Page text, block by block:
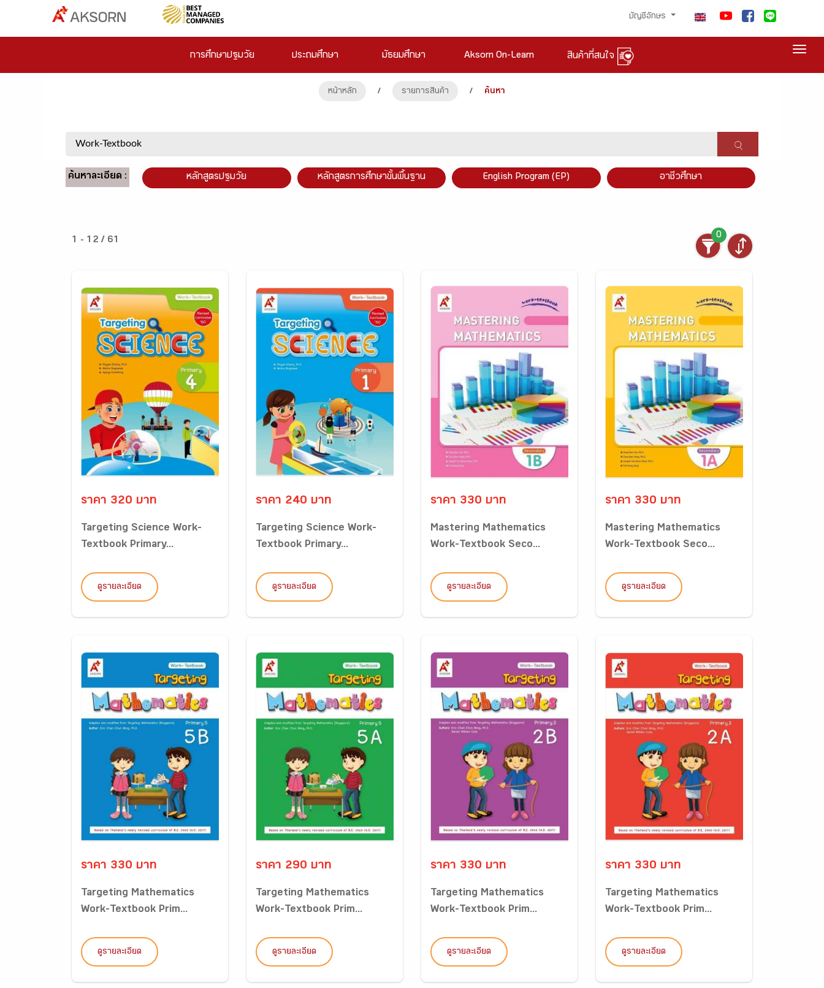
บัญชีอักษร
การศึกษาปฐมวัย ประถมศึกษา มัธยมศึกษา Aksorn On-Learn สินค้าที่สนใจ
หน้าหลัก / รายการสินค้า / ค้นหา
ค้นหาละเอียด : หลักสูตรปฐมวัย หลักสูตรการศึกษาขั้นพื้นฐาน English Program (EP) อาชีวศึกษา
1 - 12 / 61
0
ราคา 320 บาท
Targeting Science Work-
Textbook Primary...
ดูรายละเอียด
ราคา 240 บาท
Targeting Science Work-
Textbook Primary...
ดูรายละเอียด
ราคา 330 บาท
Mastering Mathematics
Work-Textbook Seco...
ดูรายละเอียด
ราคา 330 บาท
Mastering Mathematics
Work-Textbook Seco...
ดูรายละเอียด
ราคา 330 บาท
Targeting Mathematics
Work-Textbook Prim...
ดูรายละเอียด
ราคา 290 บาท
Targeting Mathematics
Work-Textbook Prim...
ดูรายละเอียด
ราคา 330 บาท
Targeting Mathematics
Work-Textbook Prim...
ดูรายละเอียด
ราคา 330 บาท
Targeting Mathematics
Work-Textbook Prim...
ดูรายละเอียด